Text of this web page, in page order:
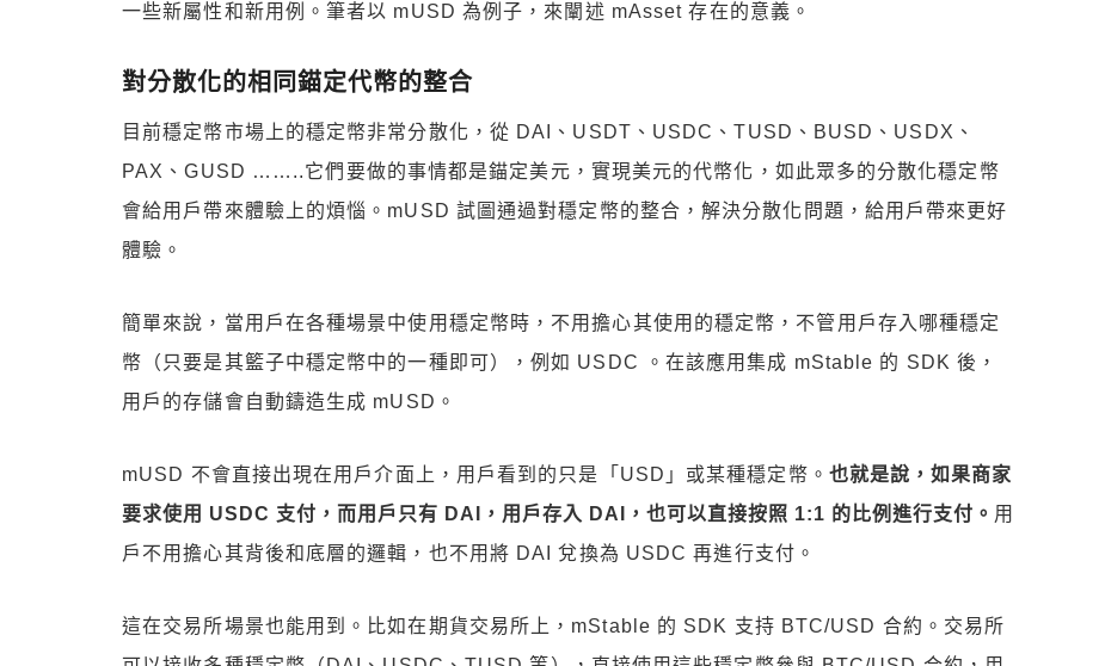
一些新屬性和新用例。筆者以 mUSD 為例子，來闡述 mAsset 存在的意義。
對分散化的相同錨定代幣的整合
目前穩定幣市場上的穩定幣非常分散化，從 DAI、USDT、USDC、TUSD、BUSD、USDX、
PAX、GUSD ……..它們要做的事情都是錨定美元，實現美元的代幣化，如此眾多的分散化穩定幣
會給用戶帶來體驗上的煩惱。mUSD 試圖通過對穩定幣的整合，解決分散化問題，給用戶帶來更好
體驗。
簡單來說，當用戶在各種場景中使用穩定幣時，不用擔心其使用的穩定幣，不管用戶存入哪種穩定
幣（只要是其籃子中穩定幣中的一種即可），例如 USDC 。在該應用集成 mStable 的 SDK 後，
用戶的存儲會自動鑄造生成 mUSD。
mUSD 不會直接出現在用戶介面上，用戶看到的只是「USD」或某種穩定幣。 也就是說，如果商家
要求使用 USDC 支付，而用戶只有 DAI，用戶存入 DAI，也可以直接按照 1:1 的比例進行支付。 用
戶不用擔心其背後和底層的邏輯，也不用將 DAI 兌換為 USDC 再進行支付。
這在交易所場景也能用到。比如在期貨交易所上，mStable 的 SDK 支持 BTC/USD 合約。交易所